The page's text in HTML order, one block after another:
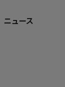
ニュース